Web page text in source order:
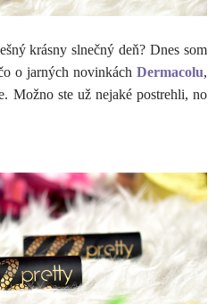
krásny slnečný deň? Dnes som
o jarných novinkách Dermacolu,
Možno ste už nejaké postrehli, no